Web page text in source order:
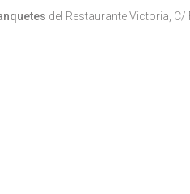
del Restaurante Victoria, C/